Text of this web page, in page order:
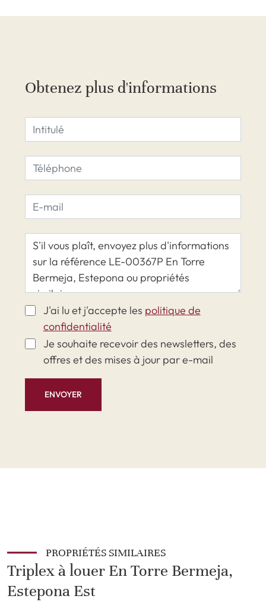
Obtenez plus d'informations
J'ai lu et j'accepte les politique de
confidentialité
Je souhaite recevoir des newsletters, des
offres et des mises à jour par e-mail
ENVOYER
PROPRIÉTÉS SIMILAIRES
Triplex à louer En Torre Bermeja,
Estepona Est